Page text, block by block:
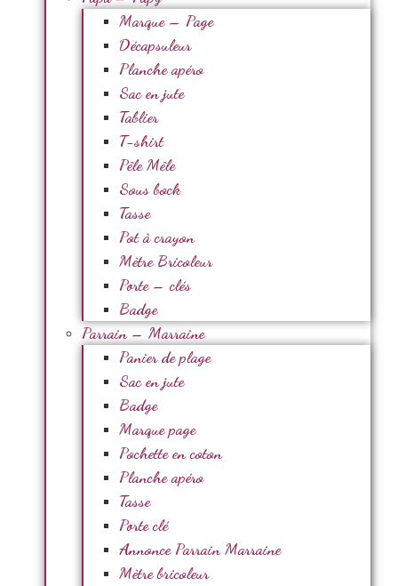
Marque – Page
Décapsuleur
Planche apéro
Sac en jute
Tablier
T-shirt
Pêle Mêle
Sous bock
Tasse
Pot à crayon
Mètre Bricoleur
Porte – clés
Badge
Parrain – Marraine
Panier de plage
Sac en jute
Badge
Marque page
Pochette en coton
Planche apéro
Tasse
Porte clé
Annonce Parrain Marraine
Mètre bricoleur